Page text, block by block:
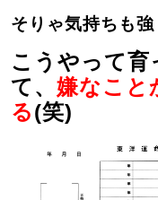
そりゃ気持ちも
こうやって育
て、 嫌なこと
る(笑)